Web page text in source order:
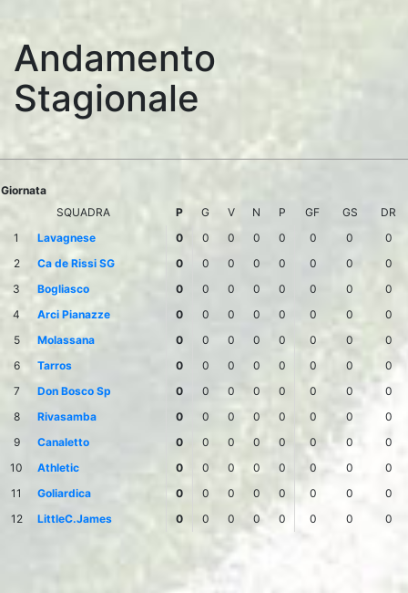
Andamento
Stagionale
Giornata
SQUADRA
P G V N P GF GS
DR
1
Lavagnese 0 0 0 0 0 0 0
0
2
Ca de Rissi SG 0 0 0 0 0 0 0
0
3
Bogliasco 0 0 0 0 0 0 0
0
4
Arci Pianazze 0 0 0 0 0 0 0
0
5
Molassana 0 0 0 0 0 0 0
0
6
Tarros 0 0 0 0 0 0 0
0
7
Don Bosco Sp 0 0 0 0 0 0 0
0
8
Rivasamba 0 0 0 0 0 0 0
0
9
Canaletto 0 0 0 0 0 0 0
0
10
Athletic 0 0 0 0 0 0 0
0
11
Goliardica 0 0 0 0 0 0 0
0
12
LittleC.James 0 0 0 0 0 0 0 0